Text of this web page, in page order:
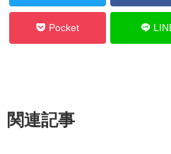
Pocket
関連記事